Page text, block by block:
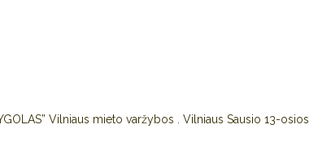
Vilniaus mieto varžybos . Vilniaus Sausio 13-osios